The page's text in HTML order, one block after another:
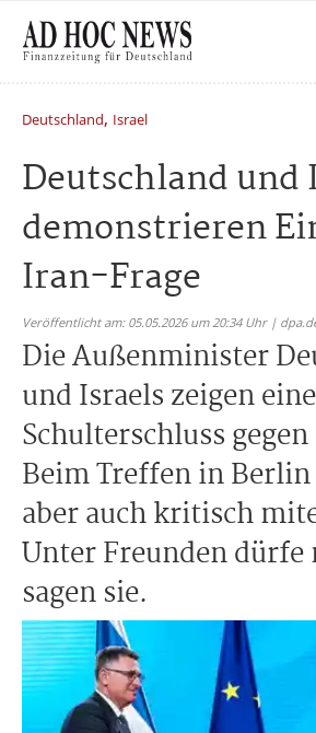
Deutschland, Israel
Deutschland und
demonstrieren
Iran-Frage
Veröffentlicht am: 05.05.2026 um 20:34 Uhr |
Die Außenminister
und Israels zeigen
Schulterschluss
Beim Treffen in
aber auch kritisch
Unter Freunden dürfe
sagen sie.